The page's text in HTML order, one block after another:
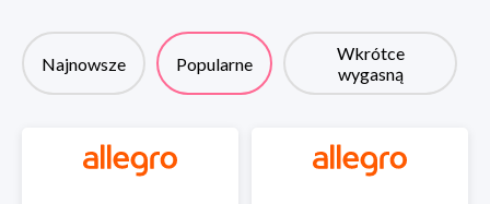
Najnowsze Popularne
Wkrótce
wygasną